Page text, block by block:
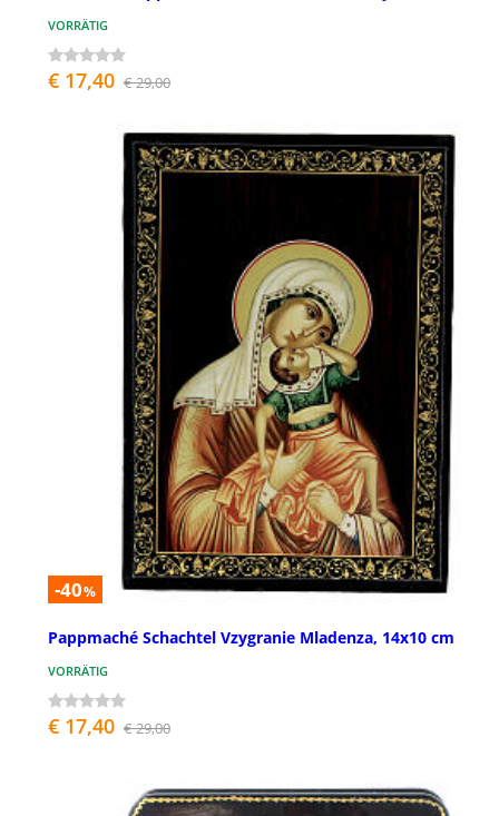
VORRÄTIG
€ 17,40 € 29,00
-40%
Pappmaché Schachtel Vzygranie Mladenza, 14x10 cm
VORRÄTIG
€ 17,40 € 29,00